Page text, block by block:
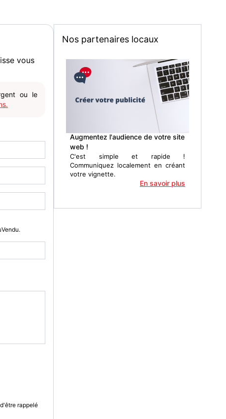
(Ht) x 80 cm (Pr).
sur-Yvette (91140)
vous
ou le
rappelé
Nos partenaires locaux
Augmentez l'audience de votre site
web !
C'est simple et rapide !
Communiquez localement en créant
votre vignette.
En savoir plus